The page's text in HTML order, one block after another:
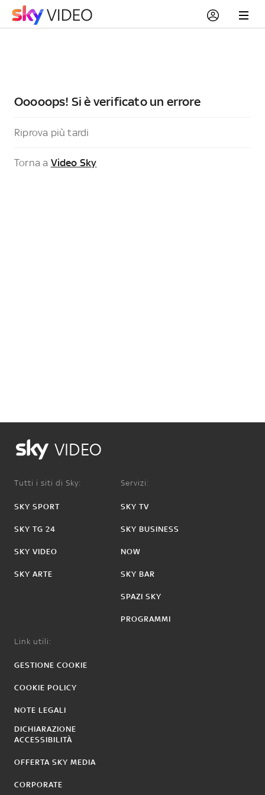
Ooooops! Si è verificato un errore
Riprova più tardi
Torna a Video Sky
VIDEO
Tutti i siti di Sky:
SKY SPORT
SKY TG 24
SKY VIDEO
SKY ARTE
Servizi:
SKY TV
SKY BUSINESS
NOW
SKY BAR
SPAZI SKY
PROGRAMMI
Link utili:
GESTIONE COOKIE
COOKIE POLICY
NOTE LEGALI
DICHIARAZIONE
ACCESSIBILITÀ
OFFERTA SKY MEDIA
CORPORATE